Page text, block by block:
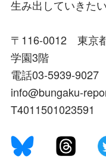
生み出していきた
〒116-0012 東京
学園3階
電話03-5939-
info@bungaku-
T4011501023591